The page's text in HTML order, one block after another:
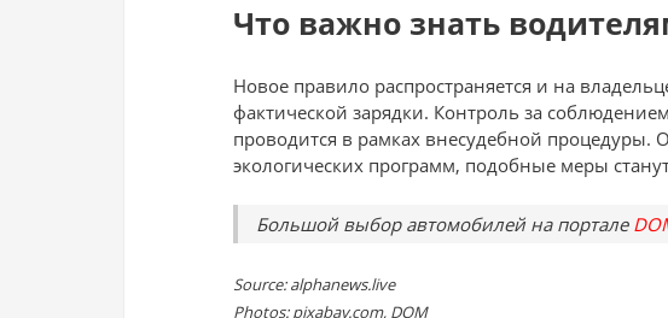
Что важно знать
Новое правило распространяется и на
фактической зарядки. Контроль за
проводится в рамках внесудебной процедуры.
экологических программ, подобные меры
Большой выбор автомобилей на портале
Source: alphanews.live
Photos: pixabay.com, DOM